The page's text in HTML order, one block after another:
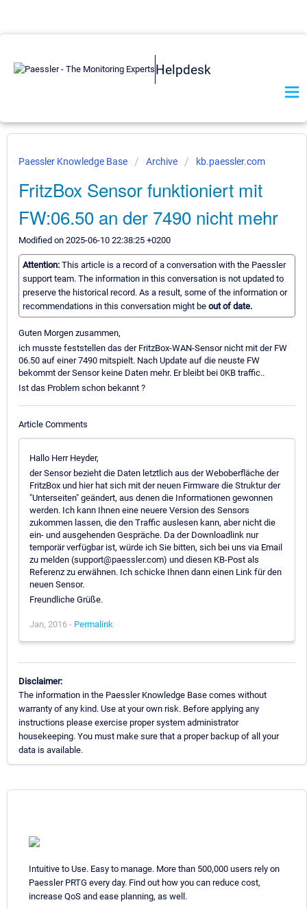
Helpdesk
Paessler Knowledge Base Archive kb.paessler.com
FritzBox Sensor funktioniert mit
FW:06.50 an der 7490 nicht mehr
Modified on 2025-06-10 22:38:25 +0200
Attention: This article is a record of a conversation with the Paessler
support team. The information in this conversation is not updated to
preserve the historical record. As a result, some of the information or
recommendations in this conversation might be out of date.
Guten Morgen zusammen,
ich musste feststellen das der FritzBox-WAN-Sensor nicht mit der FW
06.50 auf einer 7490 mitspielt. Nach Update auf die neuste FW
bekommt der Sensor keine Daten mehr. Er bleibt bei 0KB traffic..
Ist das Problem schon bekannt ?
Article Comments
Hallo Herr Heyder,
der Sensor bezieht die Daten letztlich aus der Weboberfläche der
FritzBox und hier hat sich mit der neuen Firmware die Struktur der
"Unterseiten" geändert, aus denen die Informationen gewonnen
werden. Ich kann Ihnen eine neuere Version des Sensors
zukommen lassen, die den Traffic auslesen kann, aber nicht die
ein- und ausgehenden Gespräche. Da der Downloadlink nur
temporär verfügbar ist, würde ich Sie bitten, sich bei uns via Email
zu melden (support@paessler.com) und diesen KB-Post als
Referenz zu erwähnen. Ich schicke Ihnen dann einen Link für den
neuen Sensor.
Freundliche Grüße.
Jan, 2016 - Permalink
Disclaimer:
The information in the Paessler Knowledge Base comes without
warranty of any kind. Use at your own risk. Before applying any
instructions please exercise proper system administrator
housekeeping. You must make sure that a proper backup of all your
data is available.
Intuitive to Use. Easy to manage. More than 500,000 users rely on
Paessler PRTG every day. Find out how you can reduce cost,
increase QoS and ease planning, as well.